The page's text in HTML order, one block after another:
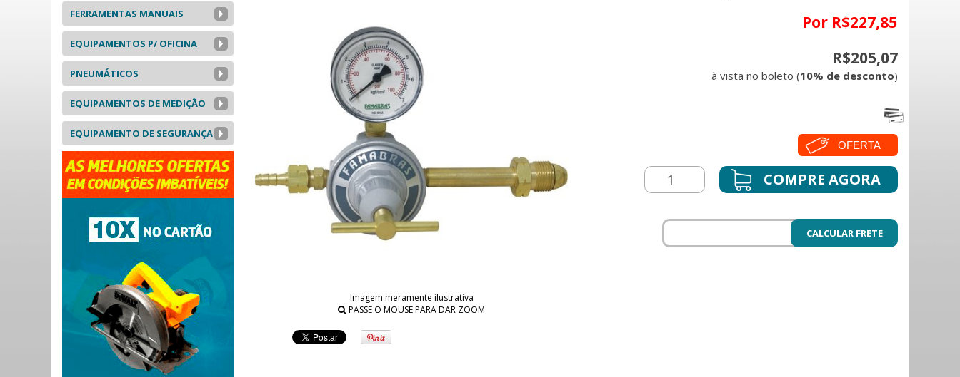
FERRAMENTAS MANUAIS
EQUIPAMENTOS P/ OFICINA
PNEUMÁTICOS
EQUIPAMENTOS DE MEDIÇÃO
EQUIPAMENTO DE SEGURANÇA
Imagem meramente ilustrativa
PASSE O MOUSE PARA DAR ZOOM
Por R$227,85
R$205,07
à vista no boleto (10% de desconto)
OFERTA
CALCULAR FRETE